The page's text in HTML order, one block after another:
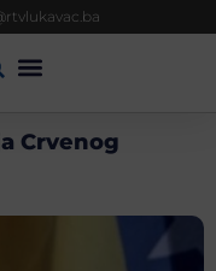
Crvenog